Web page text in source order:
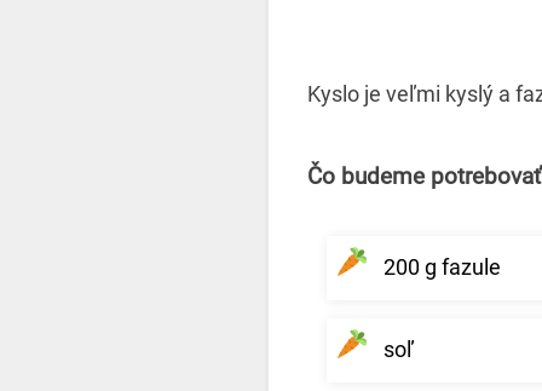
Kyslo je veľmi kyslý a
Čo budeme potrebovať
200 g fazule
soľ